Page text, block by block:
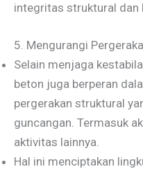
integritas struktural dan
5. Mengurangi
Selain menjaga
beton juga berperan
pergerakan struktural
guncangan. Termasuk
aktivitas lainnya.
Hal ini menciptakan